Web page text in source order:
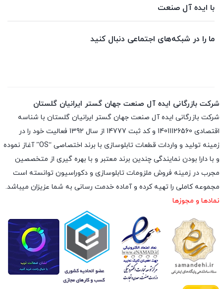
با ایده آل صنعت
ما را در شبکه‌های اجتماعی دنبال کنید
شرکت بازرگانی ایده آل صنعت جهان گستر ایرانیان گلستان
شرکت بازرگانی ایده آل صنعت جهان گستر ایرانیان گلستان با شناسه
اقتصادی 14011126560 و کد ثبت 14777 از سال 1392 فعالیت خود را در
زمینه تولید و واردات قطعات تابلوسازی با برند اختصاصی “OS” آغاز نموده
و با دارا بودن نمایندگی چندین برند معتبر و با بهره گیری از متخصصین
مجرب در زمینه فروش ملزومات تابلوسازی و دکوراسیون توانسته است
مجموعه کاملی را تهیه کرده و آماده خدمت رسانی به شما عزیزان میباشد.
نمادها و مجوزها